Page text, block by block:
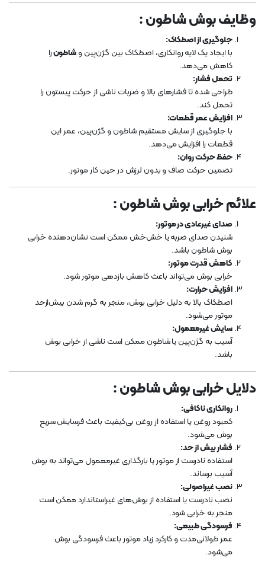
وظایف بوش شاطون :
جلوگیری از اصطکاک:
با ایجاد یک لایه روانکاری، اصطکاک بین گژن‌پین وشاطونرا
کاهش می‌دهد.
تحمل فشار:
طراحی شده تا فشارهای بالا و ضربات ناشی از حرکت پیستون را
تحمل کند.
افزایش عمر قطعات:
با جلوگیری از سایش مستقیم شاطون و گژن‌پین، عمر این
قطعات را افزایش می‌دهد.
حفظ حرکت روان:
تضمین حرکت صاف و بدون لرزش در حین کار موتور.
علائم خرابی بوش شاطون :
صدای غیرعادی در موتور:
شنیدن صدای ضربه یا خش‌خش ممکن است نشان‌دهنده خرابی
بوش شاطون باشد.
کاهش قدرت موتور:
خرابی بوش می‌تواند باعث کاهش بازدهی موتور شود.
افزایش حرارت:
اصطکاک بالا به دلیل خرابی بوش، منجر به گرم شدن بیش‌ازحد
موتور می‌شود.
سایش غیرمعمول:
آسیب به گژن‌پین یا شاطون ممکن است ناشی از خرابی بوش
باشد.
دلایل خرابی بوش شاطون :
روانکاری ناکافی:
کمبود روغن یا استفاده از روغن بی‌کیفیت باعث فرسایش سریع
بوش می‌شود.
فشار بیش از حد:
استفاده نادرست از موتور یا بارگذاری غیرمعمول می‌تواند به بوش
آسیب برساند.
نصب غیراصولی:
نصب نادرست یا استفاده از بوش‌های غیراستاندارد ممکن است
منجر به خرابی شود.
فرسودگی طبیعی:
عمر طولانی‌مدت و کارکرد زیاد موتور باعث فرسودگی بوش
می‌شود.